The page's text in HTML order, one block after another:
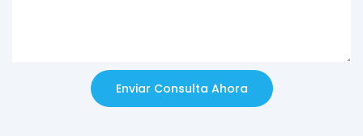
Enviar Consulta Ahora